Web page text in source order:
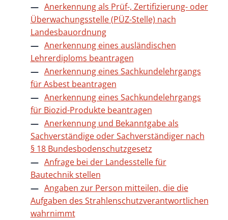
Anerkennung als Prüf-, Zertifizierung- oder
Überwachungsstelle (PÜZ-Stelle) nach
Landesbauordnung
Anerkennung eines ausländischen
Lehrerdiploms beantragen
Anerkennung eines Sachkundelehrgangs
für Asbest beantragen
Anerkennung eines Sachkundelehrgangs
für Biozid-Produkte beantragen
Anerkennung und Bekanntgabe als
Sachverständige oder Sachverständiger nach
§ 18 Bundesbodenschutzgesetz
Anfrage bei der Landesstelle für
Bautechnik stellen
Angaben zur Person mitteilen, die die
Aufgaben des Strahlenschutzverantwortlichen
wahrnimmt